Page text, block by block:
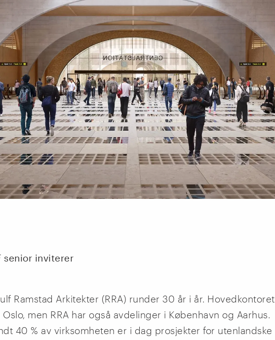
senior inviterer
Ramstad Arkitekter (RRA) runder 30 år i år. Hovedkontoret
Oslo, men RRA har også avdelinger i København og Aarhus.
40 % av virksomheten er i dag prosjekter for utenlandske